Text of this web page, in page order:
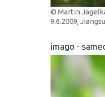
© Martin
9.6.2009,
imago -